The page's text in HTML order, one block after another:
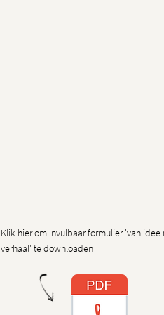
Klik hier om Invulbaar formulier 'van idee
verhaal' te downloaden